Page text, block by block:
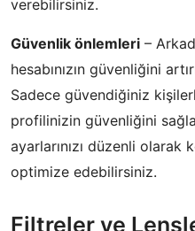
verebilirsiniz.
Güvenlik önlemleri –
hesabınızın güvenliğini
Sadece güvendiğiniz
profilinizin güvenliğini
ayarlarınızı düzenli
optimize edebilirsiniz.
Filtreler ve